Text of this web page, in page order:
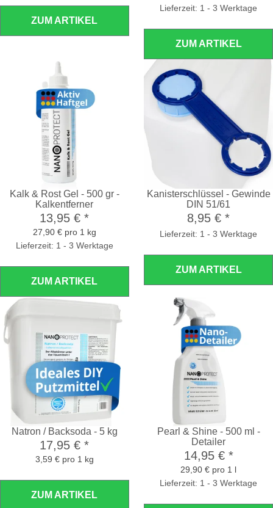
ZUM ARTIKEL
Lieferzeit: 1 - 3 Werktage
ZUM ARTIKEL
Kalk & Rost Gel - 500 gr -
Kalkentferner
13,95 €*
27,90 € pro 1 kg
Lieferzeit: 1 - 3 Werktage
ZUM ARTIKEL
Kanisterschlüssel - Gewinde
DIN 51/61
8,95 €*
Lieferzeit: 1 - 3 Werktage
ZUM ARTIKEL
Natron / Backsoda - 5 kg
17,95 €*
3,59 € pro 1 kg
ZUM ARTIKEL
Pearl & Shine - 500 ml -
Detailer
14,95 € *
29,90 € pro 1 l
Lieferzeit: 1 - 3 Werktage